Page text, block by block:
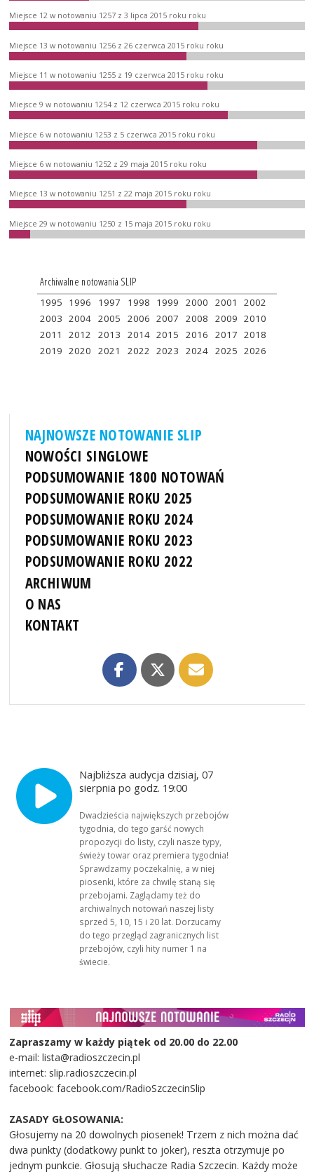
Miejsce 12 w notowaniu 1257 z 3 lipca 2015 roku roku
Miejsce 13 w notowaniu 1256 z 26 czerwca 2015 roku roku
Miejsce 11 w notowaniu 1255 z 19 czerwca 2015 roku roku
Miejsce 9 w notowaniu 1254 z 12 czerwca 2015 roku roku
Miejsce 6 w notowaniu 1253 z 5 czerwca 2015 roku roku
Miejsce 6 w notowaniu 1252 z 29 maja 2015 roku roku
Miejsce 13 w notowaniu 1251 z 22 maja 2015 roku roku
Miejsce 29 w notowaniu 1250 z 15 maja 2015 roku roku
Archiwalne notowania SLIP
1995 1996 1997 1998 1999 2000 2001
2002
2003 2004 2005 2006 2007 2008 2009 2010
2011
2012 2013 2014 2015 2016 2017 2018
2019 2020 2021 2022 2023 2024 2025 2026
NAJNOWSZE NOTOWANIE SLIP
NOWOŚCI SINGLOWE
PODSUMOWANIE 1800 NOTOWAŃ
PODSUMOWANIE ROKU 2025
PODSUMOWANIE ROKU 2024
PODSUMOWANIE ROKU 2023
PODSUMOWANIE ROKU 2022
ARCHIWUM
O NAS
KONTAKT
Najbliższa audycja dzisiaj, 07
sierpnia po godz. 19:00
Dwadzieścia największych przebojów
tygodnia, do tego garść nowych
propozycji do listy, czyli nasze typy,
świeży towar oraz premiera tygodnia!
Sprawdzamy poczekalnię, a w niej
piosenki, które za chwilę staną się
przebojami. Zaglądamy też do
archiwalnych notowań naszej listy
sprzed 5, 10, 15 i 20 lat. Dorzucamy
do tego przegląd zagranicznych list
przebojów, czyli hity numer 1 na
świecie.
Zapraszamy w każdy piątek od 20.00 do 22.00
e-mail: lista@radioszczecin.pl
internet: slip.radioszczecin.pl
facebook: facebook.com/RadioSzczecinSlip
ZASADY GŁOSOWANIA:
Głosujemy na 20 dowolnych piosenek! Trzem z nich można dać
dwa punkty (dodatkowy punkt to joker), reszta otrzymuje po
jednym punkcie. Głosują słuchacze Radia Szczecin. Każdy może